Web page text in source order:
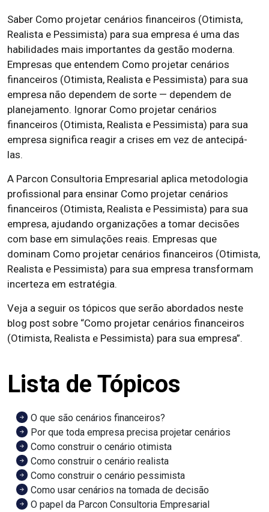
Saber Como projetar cenários financeiros (Otimista,
Realista e Pessimista) para sua empresa é uma das
habilidades mais importantes da gestão moderna.
Empresas que entendem Como projetar cenários
financeiros (Otimista, Realista e Pessimista) para sua
empresa não dependem de sorte — dependem de
planejamento. Ignorar Como projetar cenários
financeiros (Otimista, Realista e Pessimista) para sua
empresa significa reagir a crises em vez de antecipá-
las.
A Parcon Consultoria Empresarial aplica metodologia
profissional para ensinar Como projetar cenários
financeiros (Otimista, Realista e Pessimista) para sua
empresa, ajudando organizações a tomar decisões
com base em simulações reais. Empresas que
dominam Como projetar cenários financeiros (Otimista,
Realista e Pessimista) para sua empresa transformam
incerteza em estratégia.
Veja a seguir os tópicos que serão abordados neste
blog post sobre “Como projetar cenários financeiros
(Otimista, Realista e Pessimista) para sua empresa”.
Lista de Tópicos
O que são cenários financeiros?
Por que toda empresa precisa projetar cenários
Como construir o cenário otimista
Como construir o cenário realista
Como construir o cenário pessimista
Como usar cenários na tomada de decisão
O papel da Parcon Consultoria Empresarial